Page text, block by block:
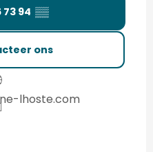
73 94 ▒▒
ons
lhoste.com